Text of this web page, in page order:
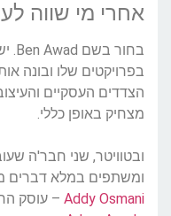
אחרי מי שווה
בחור בשם Ben Awad. יש לו
בפרויקטים שלו ובונה
הצדדים העסקיים
מצחיק באופן כללי.
ומשתפים במלא דברים
Addy Osmani – עוסק